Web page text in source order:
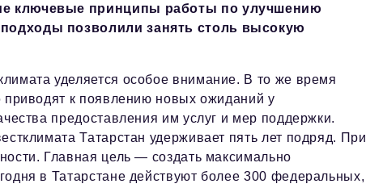
ключевые принципы работы по улучшению
позволили занять столь высокую
уделяется особое внимание. В то же время
приводят к появлению новых ожиданий у
предоставления им услуг и мер поддержки.
Татарстан удерживает пять лет подряд. При
Главная цель — создать максимально
в Татарстане действуют более 300 федеральных,